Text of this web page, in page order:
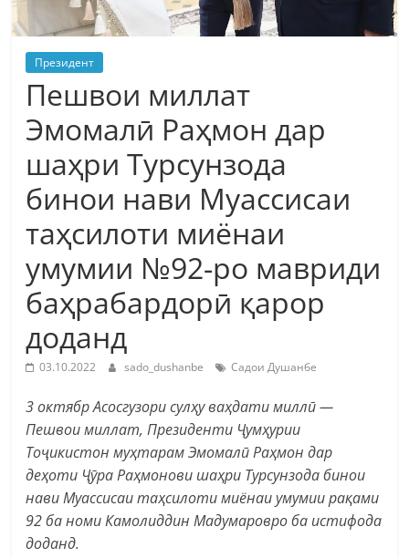
Президент
Пешвои миллат
Эмомалӣ Раҳмон дар
шаҳри Турсунзода
бинои нави Муассисаи
таҳсилоти миёнаи
умумии №92-ро мавриди
баҳрабардорӣ қарор
доданд
03.10.2022 sado_dushanbe Садои Душанбе
3 октябр Асосгузори сулҳу ваҳдати миллӣ —
Пешвои миллат, Президенти Ҷумҳурии
Тоҷикистон муҳтарам Эмомалӣ Раҳмон дар
деҳоти Ҷӯра Раҳмонови шаҳри Турсунзода бинои
нави Муассисаи таҳсилоти миёнаи умумии рақами
92 ба номи Камолиддин Мадумаровро ба истифода
доданд.